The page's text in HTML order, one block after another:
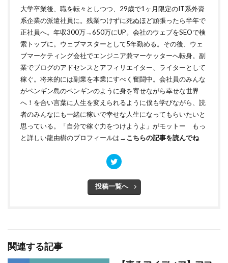
大学卒業後、職を転々としつつ、29歳で1ヶ月限定のIT系外資
系企業の派遣社員に。残業つけずに死ぬほど頑張ったら半年で
正社員へ。年収300万→650万にUP。会社のウェブをSEOで検
索トップに。ウェブマスターとして5年勤める。その後、ウェ
ブマーケティング会社でエンジニア兼マーケッターへ転身。副
業でブログのアドセンスとアフィリエイター、ライターとして
稼ぐ。将来的には副業を本業にすべく奮闘中。会社員のみんな
がペンギン島のペンギンのように身を寄せながら幸せな世界
へ！を合い言葉に人生を変えられるように僕も学びながら、読
者のみんなにも一緒に稼いで幸せな人生になってもらいたいと
思っている。「自分で稼ぐ力をつけようよ」がモットー もっ
と詳しい龍由樹のプロフィールは→こちらの記事を読んでね
投稿一覧へ
関連する記事